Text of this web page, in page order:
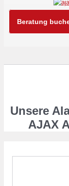
Beratung
Unsere
AJAX